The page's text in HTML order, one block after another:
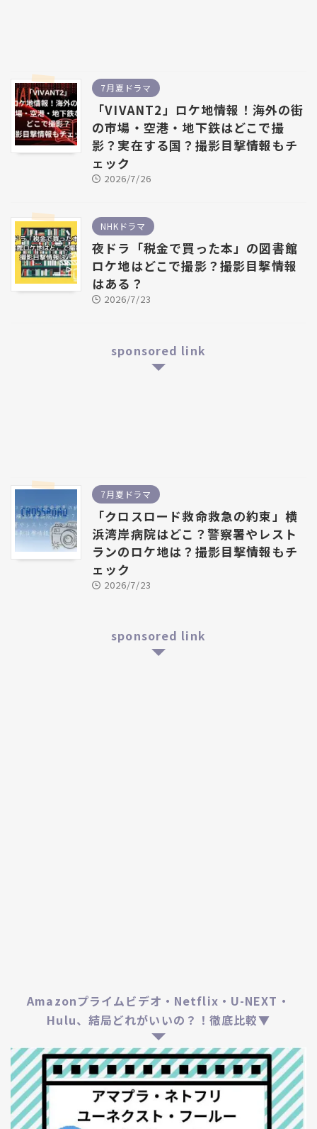
7月夏ドラマ
「VIVANT2」ロケ地情報！海外の街
の市場・空港・地下鉄はどこで撮
影？実在する国？撮影目撃情報もチ
ェック
2026/7/26
NHKドラマ
夜ドラ「税金で買った本」の図書館
ロケ地はどこで撮影？撮影目撃情報
はある？
2026/7/23
sponsored link
7月夏ドラマ
「クロスロード救命救急の約束」横
浜湾岸病院はどこ？警察署やレスト
ランのロケ地は？撮影目撃情報もチ
ェック
2026/7/23
sponsored link
Amazonプライムビデオ・Netflix・U-NEXT・
Hulu、結局どれがいいの？！徹底比較▼